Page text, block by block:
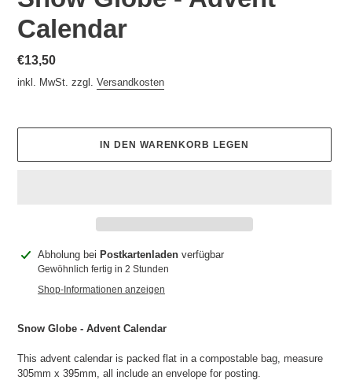
Calendar
Normaler
Preis
€13,50
inkl. MwSt. zzgl. Versandkosten
IN DEN WARENKORB LEGEN
ProduktAbholung bei Postkartenladen verfügbar
Gewöhnlich fertig in 2 Stunden
Shop-Informationen anzeigen
Snow Globe - Advent Calendar
This advent calendar is packed flat in a compostable bag, measure
305mm x 395mm, all include an envelope for posting.